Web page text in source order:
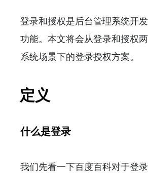
登录和授权是后台管理系统开
功能。本文将会从登录和授权
系统场景下的登录授权方案。
定义
什么是登录
我们先看一下百度百科对于登录